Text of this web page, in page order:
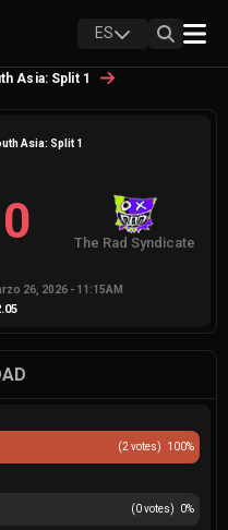
ES
Asia: Split 1
Asia: Split 1
0 The Rad Syndicate
26, 2026 - 11:15AM
(2 votes) 100%
(0votes) 0%